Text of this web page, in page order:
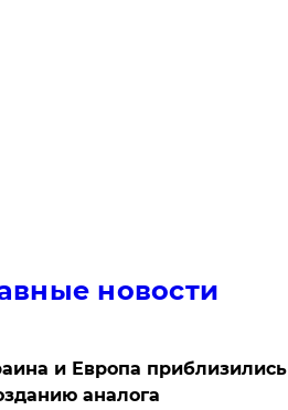
новости
и Европа приблизились
аналога